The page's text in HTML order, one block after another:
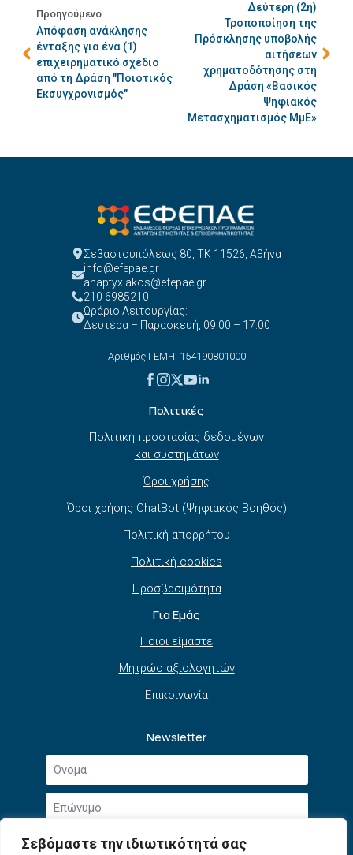
Σεβόμαστε την ιδιωτικότητά σας
Προηγούμενο
Απόφαση ανάκλησης
ένταξης για ένα (1)
επιχειρηματικό σχέδιο
από τη Δράση "Ποιοτικός
Εκσυγχρονισμός"
Δεύτερη (2η)
Τροποποίηση της
Πρόσκλησης υποβολής
αιτήσεων
χρηματοδότησης στη
Δράση «Βασικός
Ψηφιακός
Μετασχηματισμός ΜμΕ»
Σεβαστουπόλεως 80, ΤΚ 11526, Αθήνα
info@efepae.gr
anaptyxiakos@efepae.gr
210 6985210
Ωράριο Λειτουργίας:
Δευτέρα – Παρασκευή, 09:00 – 17:00
Αριθμός ΓΕΜΗ: 154190801000
Πολιτικές
Πολιτική προστασίας δεδομένων
και συστημάτων
Όροι χρήσης
Όροι χρήσης ChatBot (Ψηφιακός Βοηθός)
Πολιτική απορρήτου
Πολιτική cookies
Προσβασιμότητα
Για Εμάς
Ποιοι είμαστε
Μητρώο αξιολογητών
Επικοινωνία
Newsletter
Όνομα
Επώνυμο
Email
*